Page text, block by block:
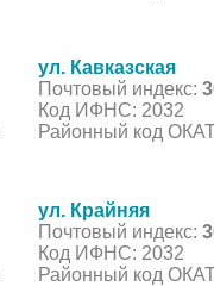
ул. Кавказская
Почтовый индекс:
Код ИФНС: 2032
Районный код
ул. Крайняя
Почтовый индекс:
Код ИФНС: 2032
Районный код